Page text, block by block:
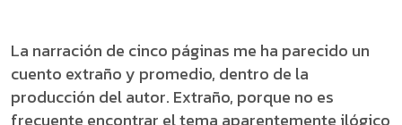
La narración de cinco páginas me ha parecido un
cuento extraño y promedio, dentro de la
producción del autor. Extraño, porque no es
frecuente encontrar el tema aparentemente ilógico